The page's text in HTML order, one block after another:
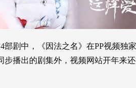
部剧中，《因法之名》在PP视频独
播出的剧集外，视频网站开年来